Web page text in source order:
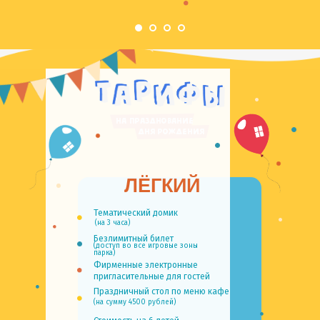
ЛЁГКИЙ
Фирменные электронные
пригласительные для гостей
Безлимитный билет
(доступ во все игровые зоны
парка)
Тематический домик
(на 3 часа)
Праздничный стол по меню кафе
(на сумму 4500 рублей)